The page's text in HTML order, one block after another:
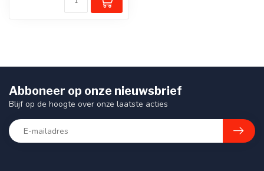
Abboneer op onze nieuwsbrief
Blijf op de hoogte over onze laatste acties